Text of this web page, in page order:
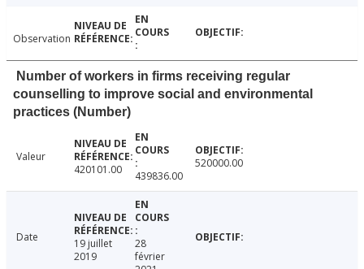
Observation
Number of workers in firms receiving regular
counselling to improve social and environmental
practices (Number)
Valeur
420101.00
439836.00
520000.00
Date
19 juillet
2019
28
février